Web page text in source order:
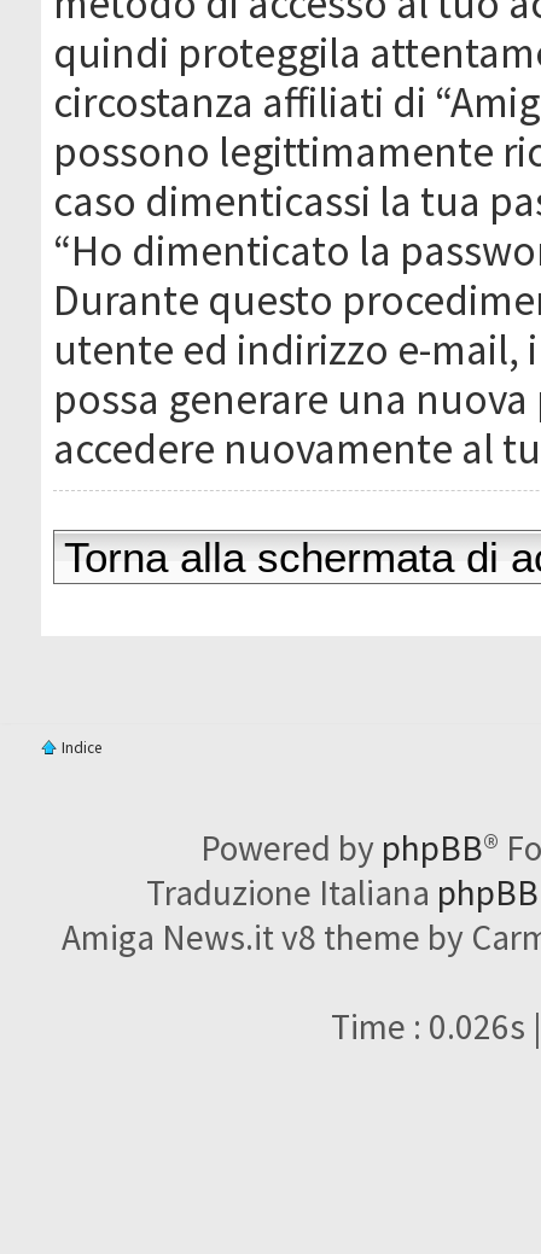
quindi proteggila
circostanza affiliati di
possono legittimamente
caso dimenticassi la tua
“Ho dimenticato la
Durante questo
utente ed indirizzo e-mail,
possa generare una
accedere nuovamente al
Torna alla schermata di
Indice
Powered by phpBB®
Traduzione Italiana
Amiga News.it v8 theme by
Time : 0.026s